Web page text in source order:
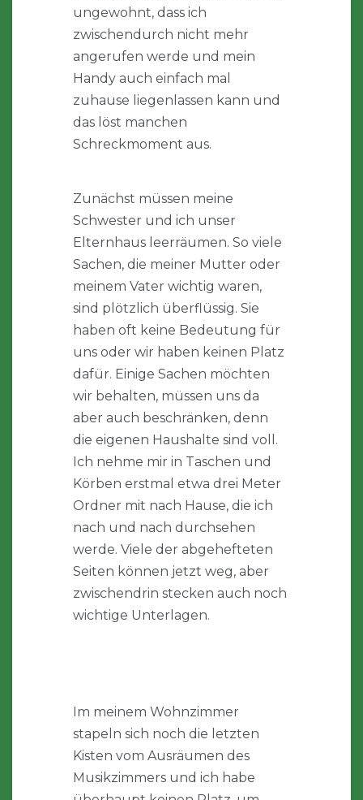
ungewohnt, dass ich
zwischendurch nicht mehr
angerufen werde und mein
Handy auch einfach mal
zuhause liegenlassen kann und
das löst manchen
Schreckmoment aus.
Zunächst müssen meine
Schwester und ich unser
Elternhaus leerräumen. So viele
Sachen, die meiner Mutter oder
meinem Vater wichtig waren,
sind plötzlich überflüssig. Sie
haben oft keine Bedeutung für
uns oder wir haben keinen Platz
dafür. Einige Sachen möchten
wir behalten, müssen uns da
aber auch beschränken, denn
die eigenen Haushalte sind voll.
Ich nehme mir in Taschen und
Körben erstmal etwa drei Meter
Ordner mit nach Hause, die ich
nach und nach durchsehen
werde. Viele der abgehefteten
Seiten können jetzt weg, aber
zwischendrin stecken auch noch
wichtige Unterlagen.
Im meinem Wohnzimmer
stapeln sich noch die letzten
Kisten vom Ausräumen des
Musikzimmers und ich habe